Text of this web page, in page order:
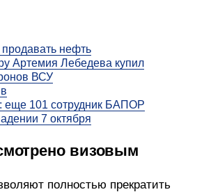
нефть
Артемия Лебедева купил
ВСУ
еще 101 сотрудник БАПОР
7 октября
визовым
полностью прекратить